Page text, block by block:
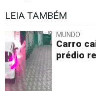
LEIA TAMBÉM
MUNDO
Carro
prédio